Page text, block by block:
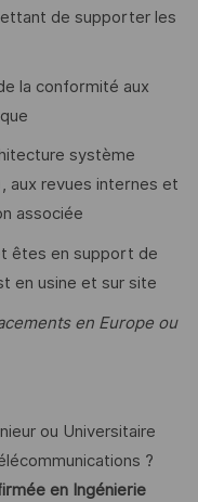
de supporter les
la conformité aux
système
aux revues internes et
associée
êtes en support de
en usine et sur site
en Europe ou
ou Universitaire
?
en Ingénierie